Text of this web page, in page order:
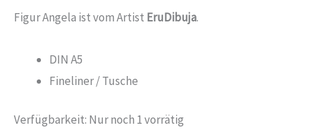
Figur Angela ist vom Artist EruDibuja.
DIN A5
Fineliner / Tusche
Verfügbarkeit: Nur noch 1 vorrätig